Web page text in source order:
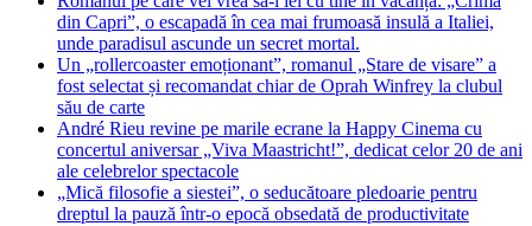
din Capri”, o escapadă în cea mai frumoasă insulă a Italiei,
unde paradisul ascunde un secret mortal.
Un „rollercoaster emoționant”, romanul „Stare de visare” a
fost selectat și recomandat chiar de Oprah Winfrey la clubul
său de carte
André Rieu revine pe marile ecrane la Happy Cinema cu
concertul aniversar „Viva Maastricht!”, dedicat celor 20 de ani
ale celebrelor spectacole
„Mică filosofie a siestei”, o seducătoare pledoarie pentru
dreptul la pauză într-o epocă obsedată de productivitate